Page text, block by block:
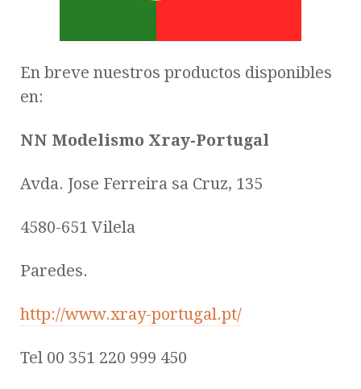
En breve nuestros productos disponibles
en:
NN Modelismo Xray-Portugal
Avda. Jose Ferreira sa Cruz, 135
4580-651 Vilela
Paredes.
http://www.xray-portugal.pt/
Tel 00 351 220 999 450